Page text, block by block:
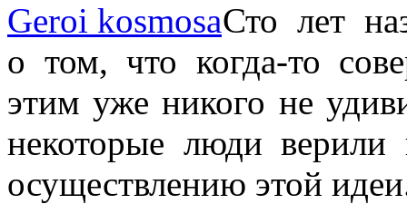
Сто лет
о том, что когда-то
этим уже никого не
некоторые люди
осуществлению этой